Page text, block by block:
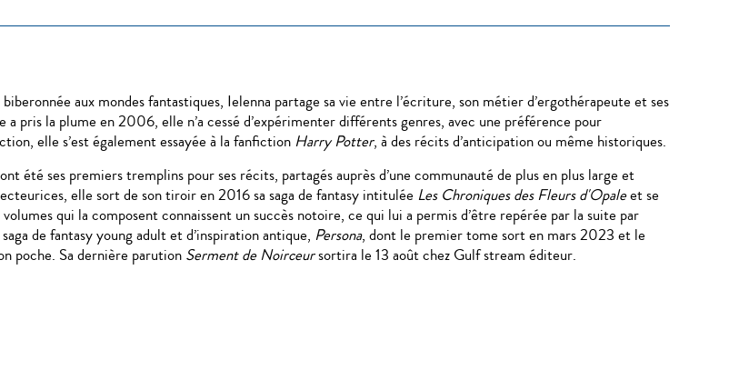
aux mondes fantastiques, Ielenna partage sa vie entre l’écriture, son métier d’ergothérapeute et ses
a pris la plume en 2006, elle n’a cessé d’expérimenter différents genres, avec une préférence pour
elle s’est également essayée à la fanfiction Harry Potter, à des récits d’anticipation ou même historiques.
été ses premiers tremplins pour ses récits, partagés auprès d’une communauté de plus en plus large et
elle sort de son tiroir en 2016 sa saga de fantasy intitulée Les Chroniques des Fleurs d'Opaleet se
qui la composent connaissent un succès notoire, ce qui lui a permis d’être repérée par la suite par
de fantasy young adult et d’inspiration antique, Persona, dont le premier tome sort en mars 2023 et le
poche. Sa dernière parution Serment de Noirceursortira le 13 août chez Gulf stream éditeur.